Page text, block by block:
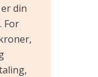
din
For